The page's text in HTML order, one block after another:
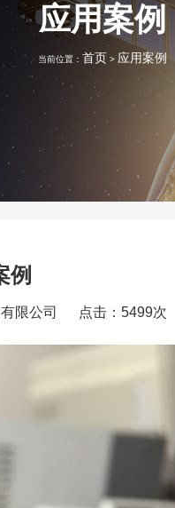
应用案例
当前位置： 首页 > 应用案例
例
有限公司 点击：5499次